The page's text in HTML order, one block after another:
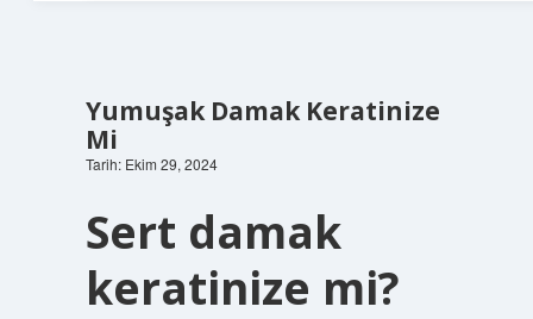
Yumuşak Damak Keratinize
Mi
Tarih: Ekim 29, 2024
Sert damak
keratinize mi?